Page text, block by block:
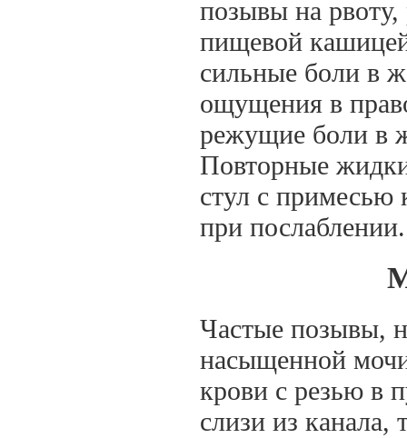
позывы на
пищевой
сильные боли в
ощущения в
режущие боли в
Повторные
стул с
при послаблении.
Частые позывы,
насыщенной
крови с резью в
слизи из